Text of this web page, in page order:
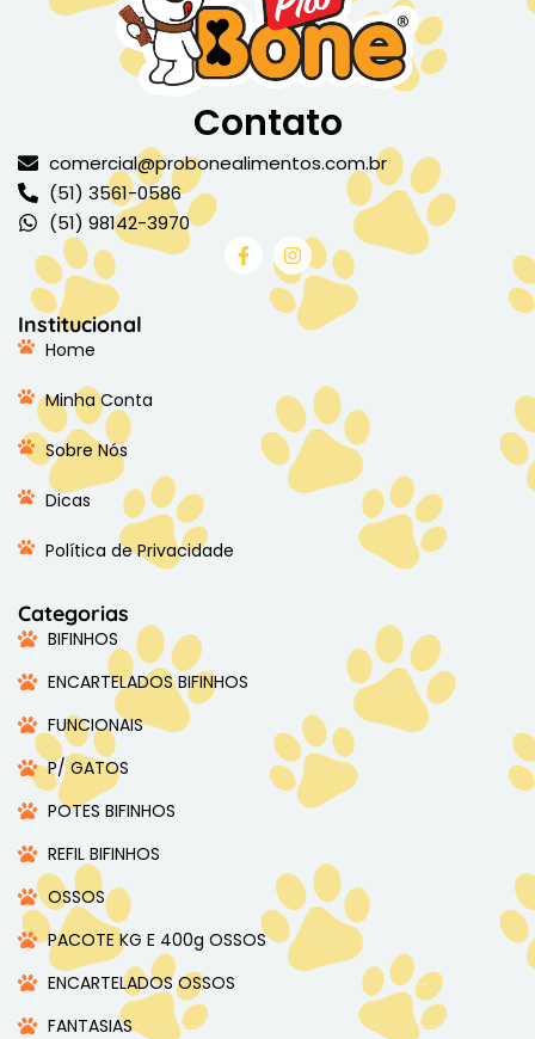
Contato
comercial@probonealimentos.com.br
(51) 3561-0586
(51) 98142-3970
Institucional
Home
Minha Conta
Sobre Nós
Dicas
Política de Privacidade
Categorias
BIFINHOS
ENCARTELADOS BIFINHOS
FUNCIONAIS
P/ GATOS
POTES BIFINHOS
REFIL BIFINHOS
OSSOS
PACOTE KG E 400g OSSOS
ENCARTELADOS OSSOS
FANTASIAS